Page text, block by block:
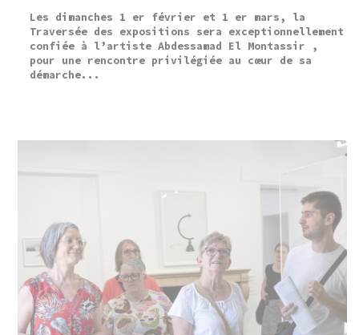
Les dimanches 1 er février et 1 er mars, la
Traversée des expositions sera exceptionnellement
confiée à l’artiste Abdessamad El Montassir ,
pour une rencontre privilégiée au cœur de sa
démarche...